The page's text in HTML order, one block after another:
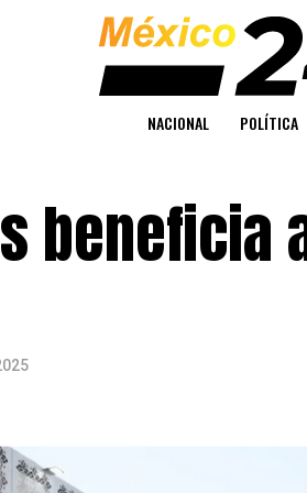
NACIONAL POLÍTICA
beneficia